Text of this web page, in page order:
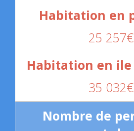
25 257€
35 032€